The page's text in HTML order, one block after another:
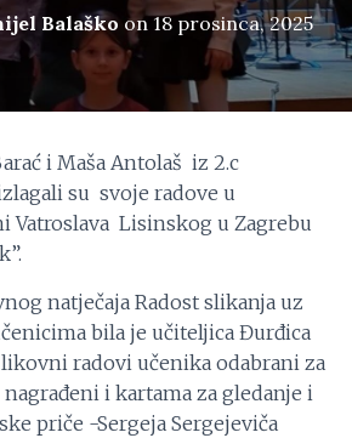
G
A
T
O
Balaško on18 prosinca, 2025
i Maša Antolaš iz 2.c
su svoje radove u
Vatroslava Lisinskog u Zagrebu
natječaja Radost slikanja uz
bila je učiteljica Đurđica
likovni radovi učenika odabrani za
i kartama za gledanje i
priče -Sergeja Sergejeviča